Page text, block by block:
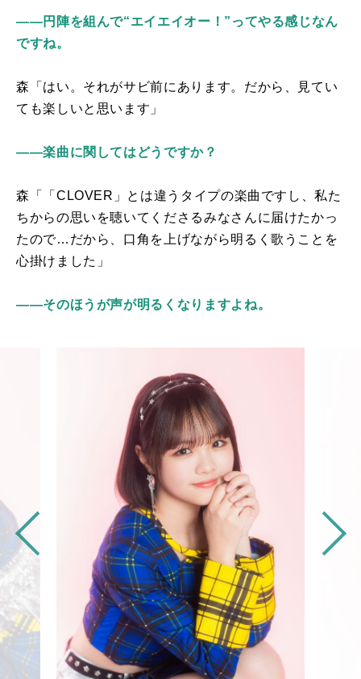
――円陣を組んで“エイエイオー！”ってやる感じなん
ですね。
森「はい。それがサビ前にあります。だから、見てい
ても楽しいと思います」
――楽曲に関してはどうですか？
森「「 CLOVER 」とは違うタイプの楽曲ですし、私た
ちからの思いを聴いてくださるみなさんに届けたかっ
たので…だから、口角を上げながら明るく歌うことを
心掛けました」
――そのほうが声が明るくなりますよね。